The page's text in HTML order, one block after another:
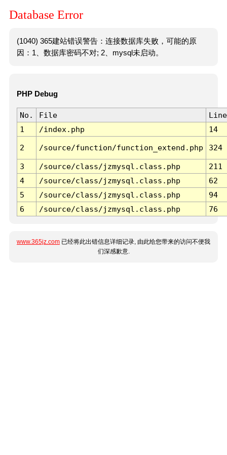
Database Error
(1040) 365建站错误警告：连接数据库失败，可能的原
因：1、数据库密码不对; 2、mysql未启动。
PHP Debug
No. File
Line
1
/index.php 14
2 /source/function/function_extend.php 324
3 /source/class/jzmysql.class.php
211
4
/source/class/jzmysql.class.php
62
5
/source/class/jzmysql.class.php
94
6
/source/class/jzmysql.class.php 76
www.365jz.com 已经将此出错信息详细记录, 由此给您带来的访问不便我
们深感歉意.